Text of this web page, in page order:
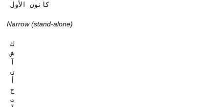
كانون الأول
Narrow (stand-alone)
ك
ش
آ
ن
أ
ح
ت